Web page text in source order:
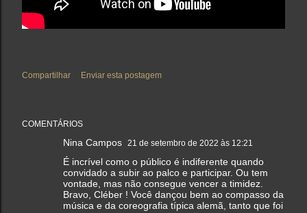
Compartilhar Enviar esta postagem
COMENTÁRIOS
Nina Campos 21 de setembro de 2022 às 12:21
É incrível como o público é indiferente quando
convidado a subir ao palco e participar. Ou tem
vontade, mas não consegue vencer a timidez.
Bravo, Cléber ! Você dançou bem ao compasso da
música e da coreografia típica alemã, tanto que foi